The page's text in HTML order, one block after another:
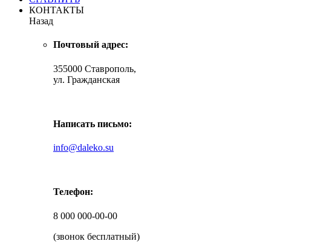
КОНТАКТЫ
Назад
Почтовый адрес:
355000 Ставрополь,
ул. Гражданская
Написать письмо:
info@daleko.su
Телефон:
8 000 000-00-00
(звонок бесплатный)